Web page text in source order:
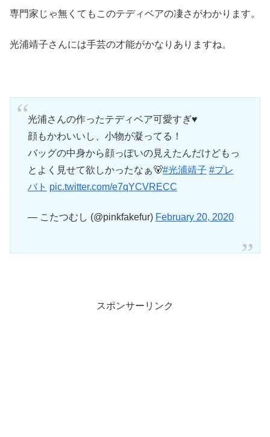
専門家じゃ無くてもこのテディベアの凄さがわかります。
光浦靖子さんには手芸の才能がかなりありますね。
光浦さんの作ったテディベア可愛すぎ♥️
顔もかわいいし、小物が凝ってる！
バッグの中身から顔っぽいの見えたんだけどもっ
とよく見せて欲しかったなぁ🐻#光浦靖子 #プレ
バト pic.twitter.com/e7qYCVRECC
— こたつむし (@pinkfakefur) February 20, 2020
スポンサーリンク